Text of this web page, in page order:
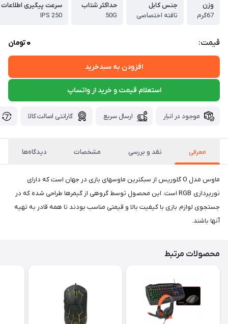
وزن
67گرم
جنس کابل
تافته اختصاصی
حداکثر شتاب
50G
سرعت پیگیری اطلاعات
250 IPS
قیمت: 0تومان
افزودن به سبدخرید
استعلام قیمت و خرید از واتساپ
موجود در انبار ارسال سریع گارانتی اصالت کالا
معرفی نقد و بررسی مشخصات دیدگاه‌ها
ماوس مدل O گلوریس از سبکترین ماوسهای بازی در جهان است که دارای
نورپردازی RGB است. این محصول توسط گروهی از گیمرها طراحی شده که در
جستجوی لوازم بازی با کیفیت بالا و قیمتی مناسب بودند تا همه قادر به تهیه
آنها باشند.
محصولات مرتبط